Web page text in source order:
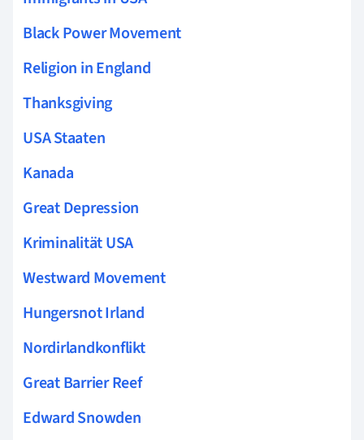
Black Power Movement
Religion in England
Thanksgiving
USA Staaten
Kanada
Great Depression
Kriminalität USA
Westward Movement
Hungersnot Irland
Nordirlandkonflikt
Great Barrier Reef
Edward Snowden